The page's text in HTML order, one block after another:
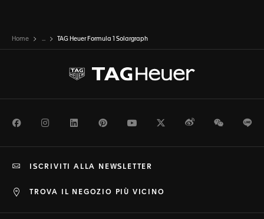
Home ... TAG Heuer Formula 1 Solargraph
FacebookInstagramLinkedInPinterestYoutubeTwitterWeiboWeChat
TROVA IL NEGOZIO PIÙ VICINO
ISCRIVITI ALLA NEWSLETTER